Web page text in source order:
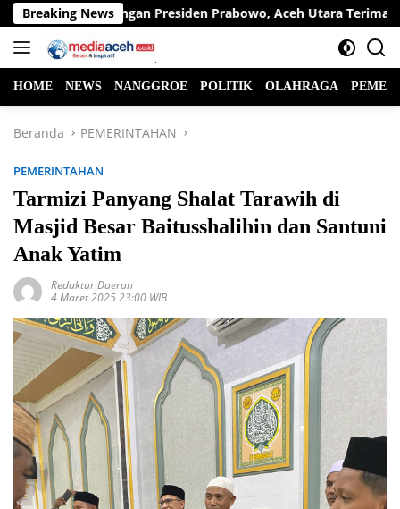
Langsung
ke
konten
Breaking News
Dukungan Presiden Prabowo, Aceh Utara Terima Bantuan
HOME NEWS NANGGROE POLITIK OLAHRAGA
Beranda PEMERINTAHAN
PEMERINTAHAN
Tarmizi Panyang Shalat Tarawih di
Masjid Besar Baitusshalihin dan Santuni
Anak Yatim
Redaktur Daerah
4 Maret 2025 23:00 WIB